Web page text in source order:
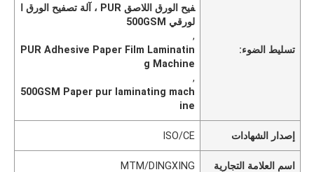
تسليط الضوء:
فيح الورق اللاصق PUR ، آلة تصفيح الورق ا
لورقي 500GSM
,
PUR Adhesive Paper Film Laminatin
g Machine
,
500GSM Paper pur laminating mach
ine
إصدار الشهادات ISO/CE
اسم العلامة التجارية MTM/DINGXING